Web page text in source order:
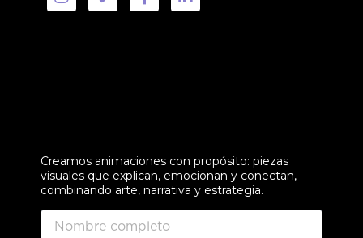
Creamos animaciones con propósito: piezas
visuales que explican, emocionan y conectan,
combinando arte, narrativa y estrategia.